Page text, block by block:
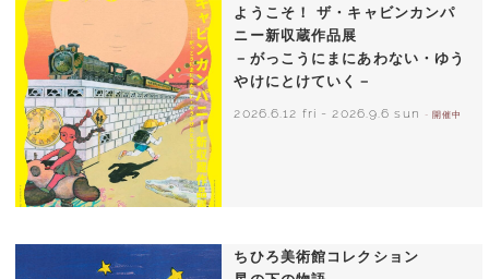
ようこそ！ ザ・キャビンカンパ
ニー新収蔵作品展
－がっこうにまにあわない・ゆう
やけにとけていく－
2026.6.12 fri - 2026.9.6 sun - 開催中
ちひろ美術館コレクション